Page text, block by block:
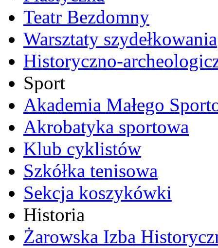
Teatr Bezdomny
Warsztaty szydełkowania
Historyczno-
Sport
Akademia Małego
Akrobatyka sportowa
Klub cyklistów
Szkółka tenisowa
Sekcja koszykówki
Historia
Żarowska Izba